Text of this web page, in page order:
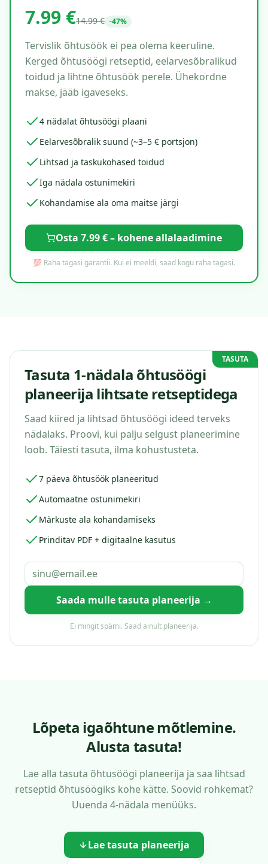
7.99 €14.99 € -47%
Tervislik õhtusöök ei pea olema keeruline.
Kerged õhtusöögi retseptid, eelarvesõbralikud
toidud ja lihtne õhtusöök perele. Ühekordne
makse, jääb igaveseks.
4 nädalat õhtusöögi plaani
Eelarvesõbralik suund (~3–5 € portsjon)
Lihtsad ja taskukohased toidud
Iga nädala ostunimekiri
Kohandamise ala oma maitse järgi
Osta 7.99 € – kohene allalaadimine
💯 Raha tagasi garantii. Kui ei meeldi, saad kogu raha tagasi.
TASUTA
Tasuta 1-nädala õhtusöögi
planeerija lihtsate retseptidega
Saad kiired ja lihtsad õhtusöögi ideed terveks
nädalaks. Proovi, kui palju selgust planeerimine
loob. Täiesti tasuta, ilma kohustusteta.
7 päeva õhtusöök planeeritud
Automaatne ostunimekiri
Märkuste ala kohandamiseks
Prinditav PDF + digitaalne kasutus
Saada mulle tasuta planeerija →
Ei mingit spämi. Saad ainult planeerija.
Lõpeta igaõhtune mõtlemine.
Alusta tasuta!
Lae alla tasuta õhtusöögi planeerija ja saa lihtsad
retseptid õhtusöögiks kohe kätte. Soovid rohkemat?
Uuenda 4-nädala menüüks.
Lae tasuta planeerija